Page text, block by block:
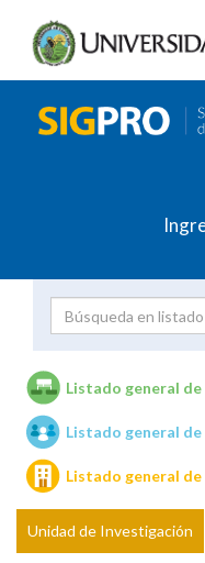
Unidades de
Listado general
Listado general
Listado general
Unidad de Investigación